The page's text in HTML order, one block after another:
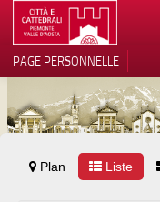
TERRITOIRE
ARCHITECTURE
MUSÉES
PAGE PERSONNELLE
Plan Liste